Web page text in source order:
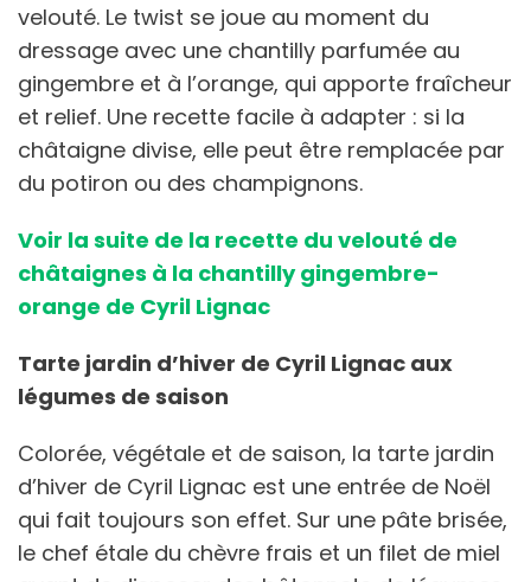
velouté. Le twist se joue au moment du
dressage avec une chantilly parfumée au
gingembre et à l’orange, qui apporte fraîcheur
et relief. Une recette facile à adapter : si la
châtaigne divise, elle peut être remplacée par
du potiron ou des champignons.
Voir la suite de la recette du velouté de
châtaignes à la chantilly gingembre-
orange de Cyril Lignac
Tarte jardin d’hiver de Cyril Lignac aux
légumes de saison
Colorée, végétale et de saison, la tarte jardin
d’hiver de Cyril Lignac est une entrée de Noël
qui fait toujours son effet. Sur une pâte brisée,
le chef étale du chèvre frais et un filet de miel